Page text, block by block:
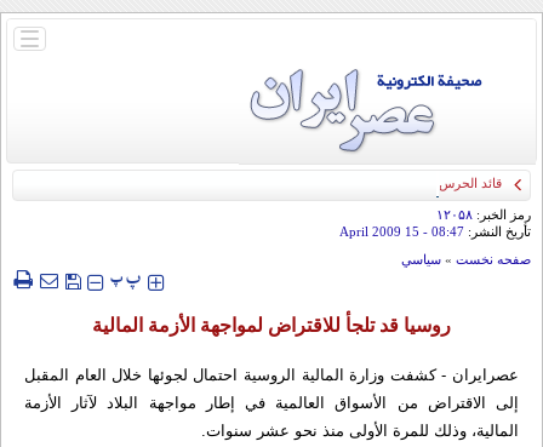
باز
قائد الحرس الثوري: إيران ستدمر أمريكا وإسرائيل والسعودية إذا تجاوزت خطوط طهران
الحمراء
رمز الخبر: ۱۲۰۵۸
تأريخ النشر: 08:47
- 15 April 2009
صفحه نخست » سياسي
‍‍‍ پپ
روسيا قد تلجأ للاقتراض لمواجهة الأزمة المالية
عصرایران - كشفت وزارة المالية الروسية احتمال لجوئها خلال العام المقبل
إلى الاقتراض من الأسواق العالمية في إطار مواجهة البلاد لآثار الأزمة
المالية، وذلك للمرة الأولى منذ نحو عشر سنوات.